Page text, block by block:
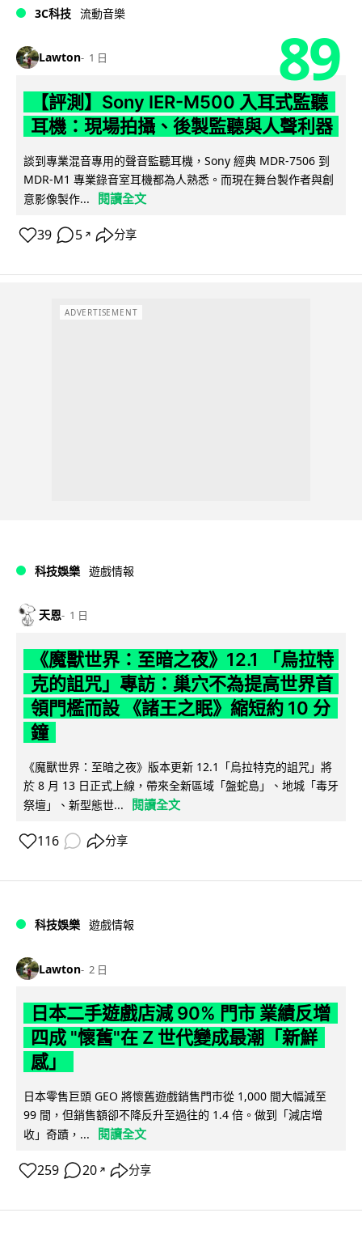
3C科技 流動音樂
Lawton 1 日 89
【評測】Sony IER-M500 入耳式監聽
耳機：現場拍攝、後製監聽與人聲利器
談到專業混音專用的聲音監聽耳機，Sony 經典 MDR-7506 到
MDR-M1 專業錄音室耳機都為人熟悉。而現在舞台製作者與創
意影像製作...
閱讀全文
39 5 ↗ 分享
ADVERTISEMENT
科技娛樂 遊戲情報
天恩 1 日
《魔獸世界：至暗之夜》12.1 「烏拉特
克的詛咒」專訪：巢穴不為提高世界首
領門檻而設 《諸王之眠》縮短約 10 分
鐘
《魔獸世界：至暗之夜》版本更新 12.1「烏拉特克的詛咒」將
於 8 月 13 日正式上線，帶來全新區域「盤蛇島」、地城「毒牙
祭壇」、新型態世...
閱讀全文
116 分享
科技娛樂 遊戲情報
Lawton 2 日
日本二手遊戲店減 90% 門市 業績反增
四成 "懷舊"在 Z 世代變成最潮「新鮮
感」
日本零售巨頭 GEO 將懷舊遊戲銷售門市從 1,000 間大幅減至
99 間，但銷售額卻不降反升至過往的 1.4 倍。做到「減店增
收」奇蹟，...
閱讀全文
259 20 ↗ 分享